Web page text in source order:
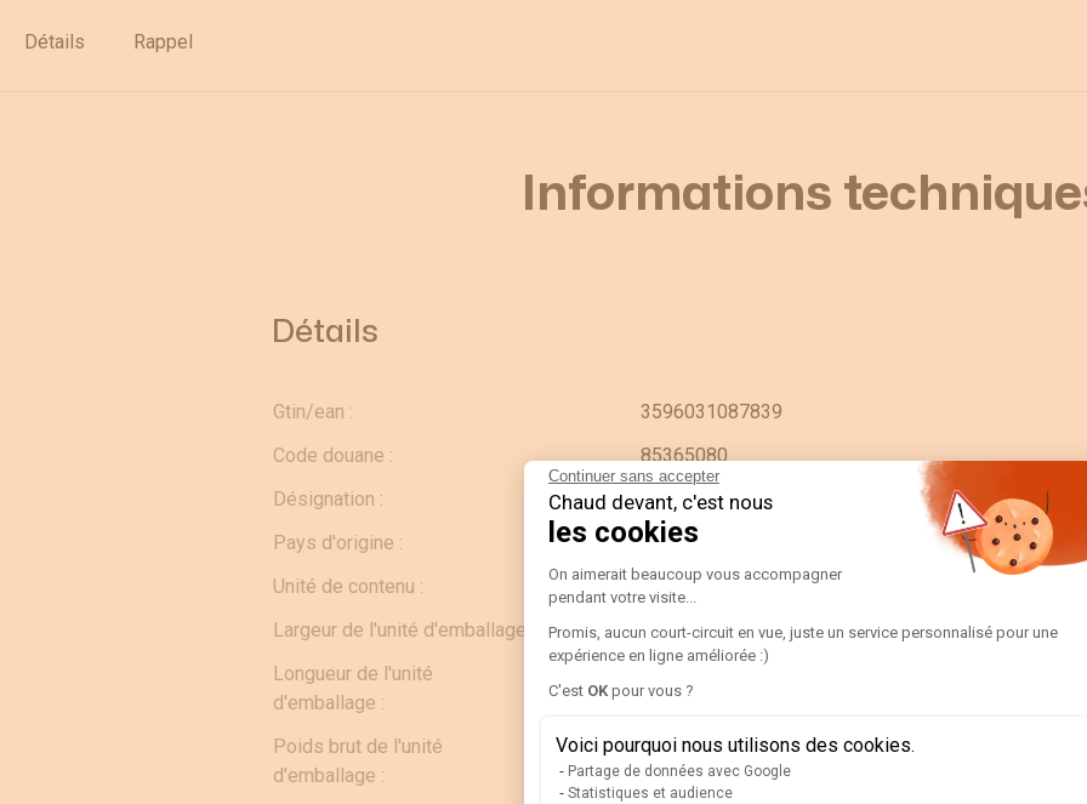
Continuer sans accepter
Chaud devant, c'est nous
les cookies
Plateforme de Gestion du
On aimerait beaucoup vous accompagner
pendant votre visite...
Promis, aucun court-circuit en vue, juste un service personnalisé pour une
expérience en ligne améliorée :)
C'est OK pour vous ?
Voici pourquoi nous utilisons des cookies.
Partage de données avec Google
Statistiques et audience
Détails Rappel
Informations
Détails
Gtin/ean :
3596031087839
Code douane :
85365080
Désignation :
192K1023-COMMUT AMP SANS COMM 4POS
Pays d'origine :
DE
Unité de contenu :
PC
Largeur de l'unité d'emballage :
0.05
Longueur de l'unité
d'emballage :
Poids brut de l'unité
d'emballage :
0.169